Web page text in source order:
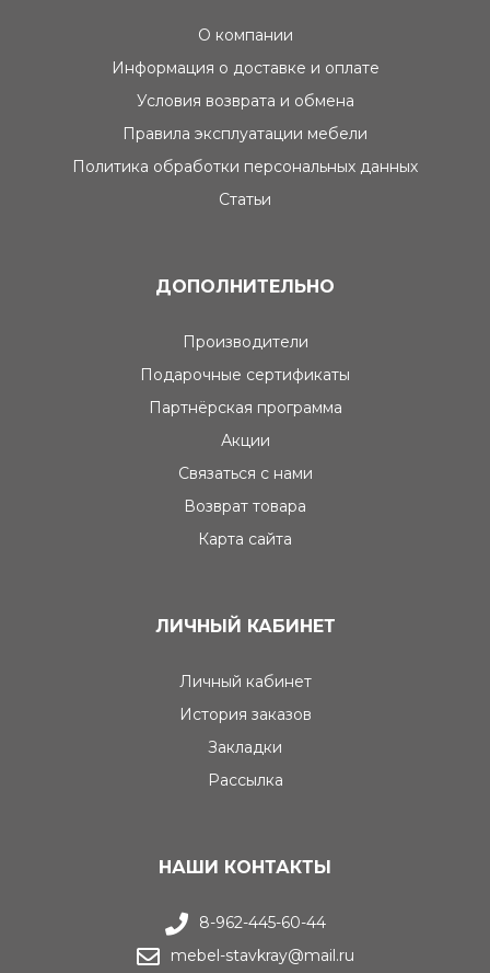
О компании
Информация о доставке и оплате
Условия возврата и обмена
Правила эксплуатации мебели
Политика обработки персональных данных
Статьи
ДОПОЛНИТЕЛЬНО
Производители
Подарочные сертификаты
Партнёрская программа
Акции
Связаться с нами
Возврат товара
Карта сайта
ЛИЧНЫЙ КАБИНЕТ
Личный кабинет
История заказов
Закладки
Рассылка
НАШИ КОНТАКТЫ
8-962-445-60-44
mebel-stavkray@mail.ru